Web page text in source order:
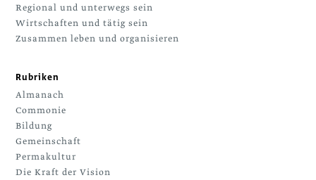
Regional und unterwegs sein
Wirtschaften und tätig sein
Zusammen leben und organisieren
Rubriken
Almanach
Commonie
Bildung
Gemeinschaft
Permakultur
Die Kraft der Vision